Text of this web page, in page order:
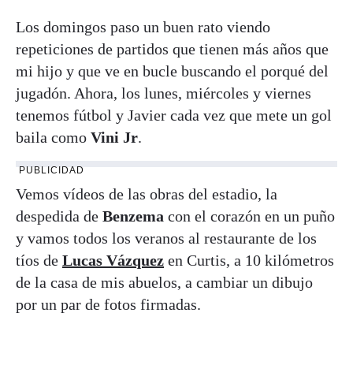
Los domingos paso un buen rato viendo
repeticiones de partidos que tienen más años que
mi hijo y que ve en bucle buscando el porqué del
jugadón. Ahora, los lunes, miércoles y viernes
tenemos fútbol y Javier cada vez que mete un gol
baila como Vini Jr.
PUBLICIDAD
Vemos vídeos de las obras del estadio, la
despedida de Benzema con el corazón en un puño
y vamos todos los veranos al restaurante de los
tíos de Lucas Vázquez en Curtis, a 10 kilómetros
de la casa de mis abuelos, a cambiar un dibujo
por un par de fotos firmadas.